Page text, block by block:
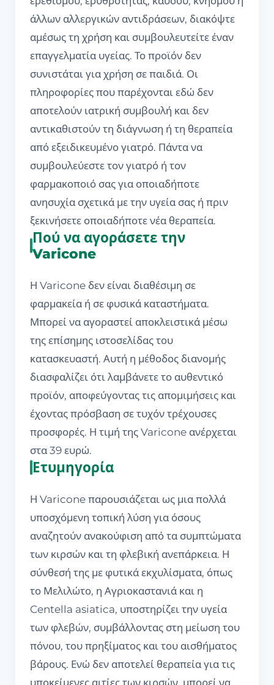
άλλων αλλεργικών αντιδράσεων, διακόψτε
αμέσως τη χρήση και συμβουλευτείτε έναν
επαγγελματία υγείας. Το προϊόν δεν
συνιστάται για χρήση σε παιδιά. Οι
πληροφορίες που παρέχονται εδώ δεν
αποτελούν ιατρική συμβουλή και δεν
αντικαθιστούν τη διάγνωση ή τη θεραπεία
από εξειδικευμένο γιατρό. Πάντα να
συμβουλεύεστε τον γιατρό ή τον
φαρμακοποιό σας για οποιαδήποτε
ανησυχία σχετικά με την υγεία σας ή πριν
ξεκινήσετε οποιαδήποτε νέα θεραπεία.
Πού να αγοράσετε την
Varicone
Η Varicone δεν είναι διαθέσιμη σε
φαρμακεία ή σε φυσικά καταστήματα.
Μπορεί να αγοραστεί αποκλειστικά μέσω
της επίσημης ιστοσελίδας του
κατασκευαστή. Αυτή η μέθοδος διανομής
διασφαλίζει ότι λαμβάνετε το αυθεντικό
προϊόν, αποφεύγοντας τις απομιμήσεις και
έχοντας πρόσβαση σε τυχόν τρέχουσες
προσφορές. Η τιμή της Varicone ανέρχεται
στα 39 ευρώ.
Ετυμηγορία
Η Varicone παρουσιάζεται ως μια πολλά
υποσχόμενη τοπική λύση για όσους
αναζητούν ανακούφιση από τα συμπτώματα
των κιρσών και τη φλεβική ανεπάρκεια. Η
σύνθεσή της με φυτικά εκχυλίσματα, όπως
το Μελιλώτο, η Αγριοκαστανιά και η
Centella asiatica, υποστηρίζει την υγεία
των φλεβών, συμβάλλοντας στη μείωση του
πόνου, του πρηξίματος και του αισθήματος
βάρους. Ενώ δεν αποτελεί θεραπεία για τις
υποκείμενες αιτίες των κιρσών, μπορεί να